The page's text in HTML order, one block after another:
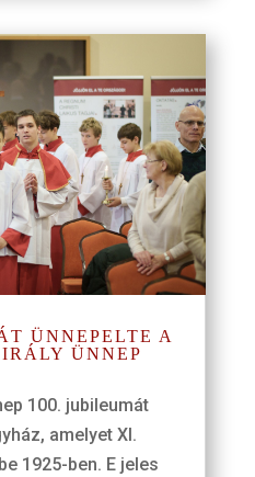
ÜNNEPELTE A
ÜNNEP
100. jubileumát
amelyet XI.
1925-ben. E jeles